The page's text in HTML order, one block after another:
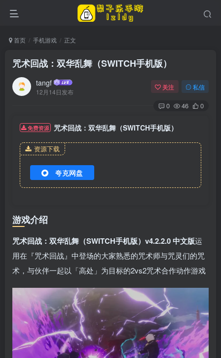
首页 手机游戏 正文
咒术回战：双华乱舞（SWITCH手机版）
tangf
12月14日发布
关注 私信
0 46 0
免费资源 咒术回战：双华乱舞（SWITCH手机版）
资源下载
夸克网盘
游戏介绍
咒术回战：双华乱舞（SWITCH手机版）v4.2.2.0 中文版运
用在『咒术回战』中登场的大家熟悉的咒术师与咒灵们的咒
术，与伙伴一起以「高处」为目标的2vs2咒术合作动作游戏